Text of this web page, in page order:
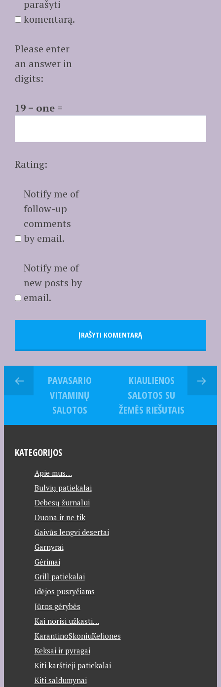
parašyti
komentarą.
Please enter
an answer in
digits:
19 − one =
Rating:
Notify me of
follow-up
comments
by email.
Notify me of
new posts by
email.
PAVASARIO
VITAMINŲ
SALOTOS
KIAULIENOS
SALOTOS SU
ŽEMĖS RIEŠUTAIS
KATEGORIJOS
Apie mus…
Bulvių patiekalai
Debesų žurnalui
Duona ir ne tik
Gaivūs lengvi desertai
Garnyrai
Gėrimai
Grill patiekalai
Idėjos pusryčiams
Jūros gėrybės
Kai norisi užkasti…
KarantinoSkoniuKeliones
Keksai ir pyragai
Kiti karštieji patiekalai
Kiti saldumynai